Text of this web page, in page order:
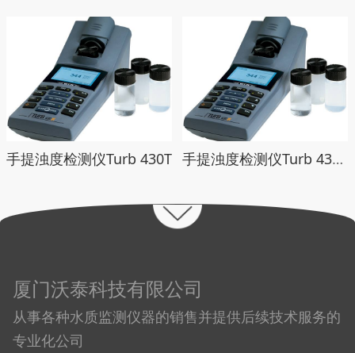
手提浊度检测仪Turb 430T 手提浊度检测仪Turb 430IR
厦门沃泰科技有限公司
从事各种水质监测仪器的销售并提供后续技术服务的
专业化公司